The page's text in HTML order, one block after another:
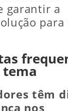
garantir a
para
tema
têm
nos